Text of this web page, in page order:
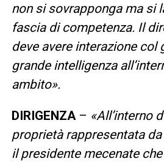
non si sovrapponga ma si
fascia di competenza. Il
deve avere interazione col
grande intelligenza
ambito».
DIRIGENZA – «All’interno
proprietà rappresentata
il presidente mecenate che